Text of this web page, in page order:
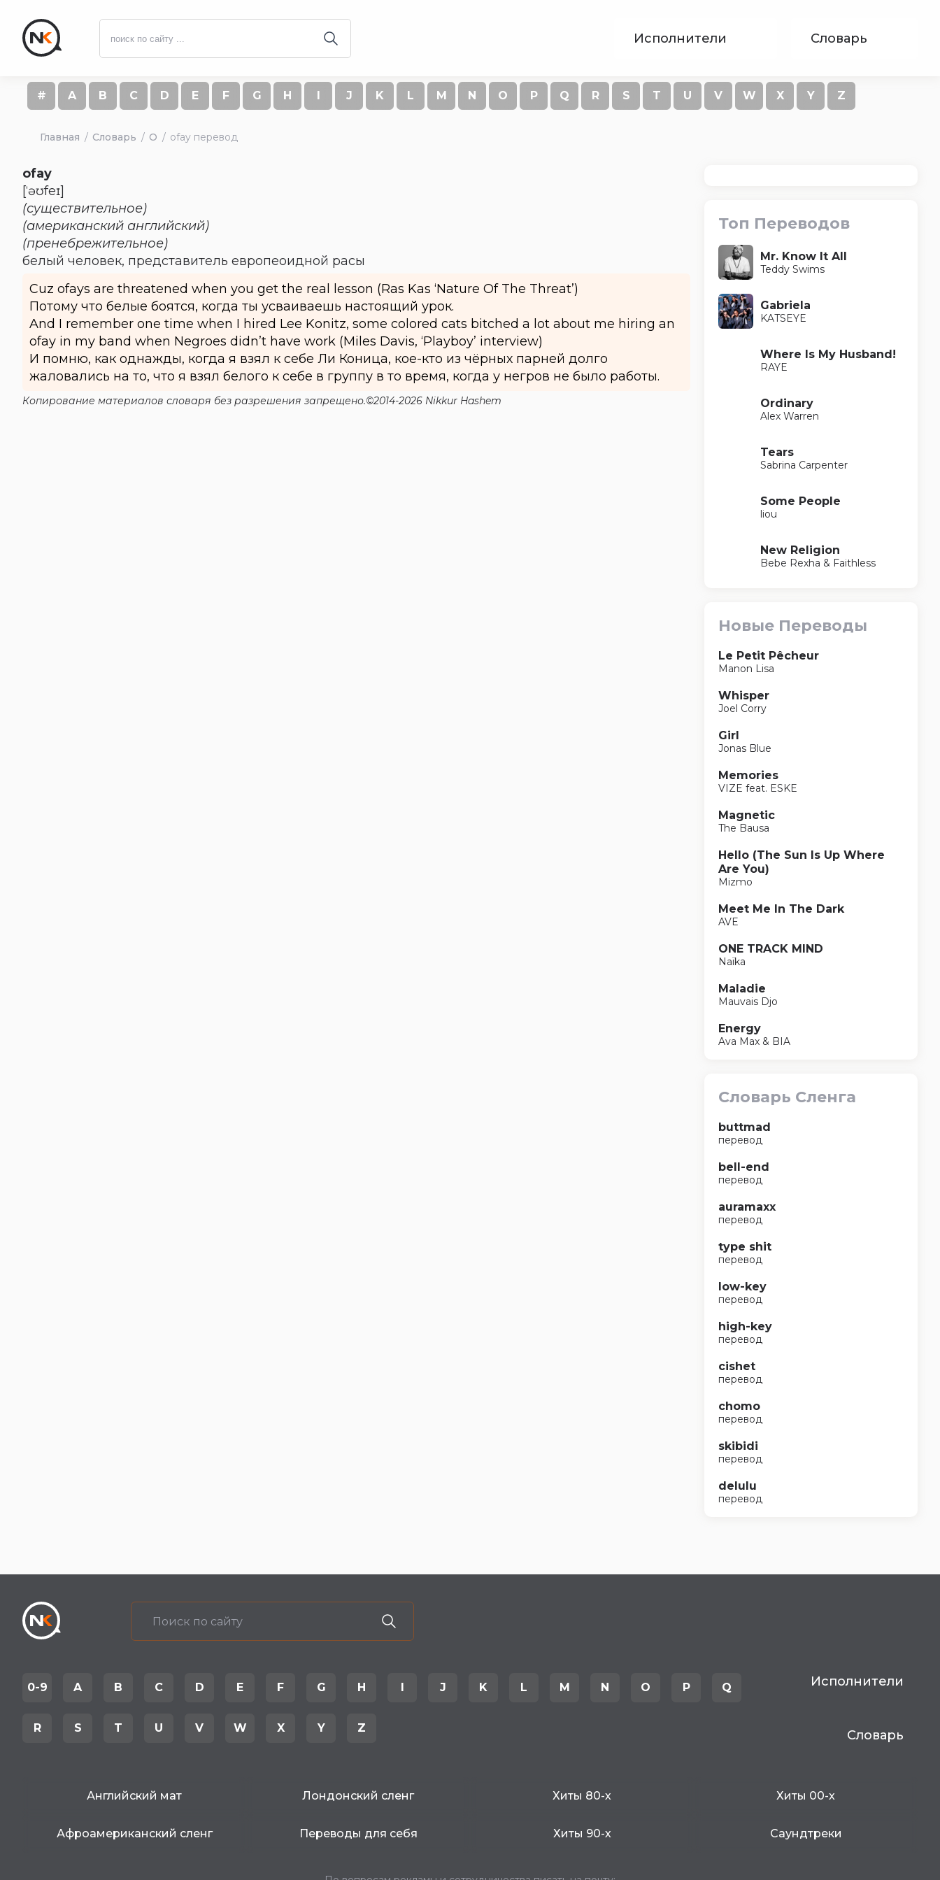
Исполнители Словарь
# A B C D E F G H I J K L M N O P Q R S T U V W X Y Z
Главная Словарь O ofay перевод
ofay
[ˈəʊfeɪ]
(существительное)
(американский английский)
(пренебрежительное)
белый человек, представитель европеоидной расы
Cuz ofays are threatened when you get the real lesson (Ras Kas ‘Nature Of The Threat’)
Потому что белые боятся, когда ты усваиваешь настоящий урок.
And I remember one time when I hired Lee Konitz, some colored cats bitched a lot about me hiring an
ofay in my band when Negroes didn’t have work (Miles Davis, ‘Playboy’ interview)
И помню, как однажды, когда я взял к себе Ли Коница, кое-кто из чёрных парней долго
жаловались на то, что я взял белого к себе в группу в то время, когда у негров не было работы.
Копирование материалов словаря без разрешения запрещено.©2014-2026 Nikkur Hashem
Топ Переводов
Mr. Know It All
Teddy Swims
Gabriela
KATSEYE
Where Is My Husband!
RAYE
Ordinary
Alex Warren
Tears
Sabrina Carpenter
Some People
liou
New Religion
Bebe Rexha & Faithless
Новые Переводы
Le Petit Pêcheur
Manon Lisa
Whisper
Joel Corry
Girl
Jonas Blue
Memories
VIZE feat. ESKE
Magnetic
The Bausa
Hello (The Sun Is Up Where
Are You)
Mizmo
Meet Me In The Dark
AVE
ONE TRACK MIND
Naïka
Maladie
Mauvais Djo
Energy
Ava Max & BIA
Словарь Сленга
buttmad
перевод
bell-end
перевод
auramaxx
перевод
type shit
перевод
low-key
перевод
high-key
перевод
cishet
перевод
chomo
перевод
skibidi
перевод
delulu
перевод
0-9 A B C D E F G H I J K L M N O P Q
R S T U V W X Y Z
Исполнители
Словарь
Английский мат Лондонский сленг Хиты 80-х Хиты 00-х
Афроамериканский сленг Переводы для себя Хиты 90-х Саундтреки